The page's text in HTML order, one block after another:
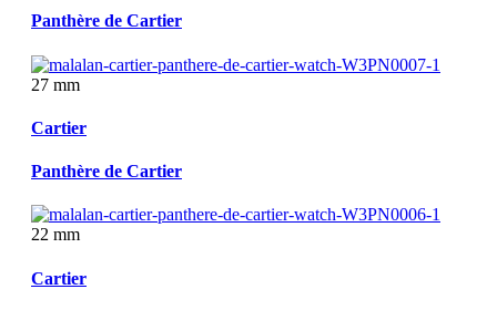
Panthère de Cartier
27 mm
Cartier
Panthère de Cartier
22 mm
Cartier